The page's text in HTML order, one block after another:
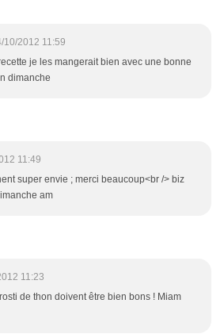
10/2012 11:59
je les mangerait bien avec une bonne
dimanche
11:49
super envie ; merci beaucoup<br /> biz
am
11:23
de thon doivent être bien bons ! Miam